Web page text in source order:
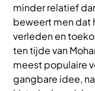
minder relatief
beweert men dat
verleden en
ten tijde van
meest populaire
gangbare idee,